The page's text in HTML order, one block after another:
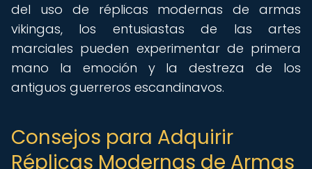
del uso de réplicas modernas de armas
vikingas, los entusiastas de las artes
marciales pueden experimentar de primera
mano la emoción y la destreza de los
antiguos guerreros escandinavos.
Consejos para Adquirir
Réplicas Modernas de Armas